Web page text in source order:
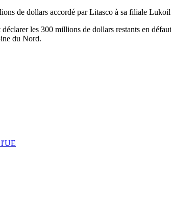
de dollars accordé par Litasco à sa filiale
les 300 millions de dollars restants en
du Nord.
l'UE